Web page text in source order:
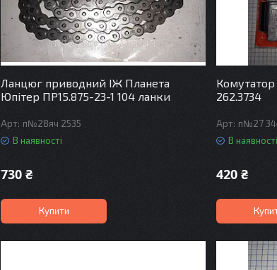
Ланцюг приводний ІЖ Планета
Юпітер ПР15.875-23-1 104 ланки
п№28яч 2535
В наявності
730 ₴
Купити
262.3734
п№27
В наявності
420 ₴